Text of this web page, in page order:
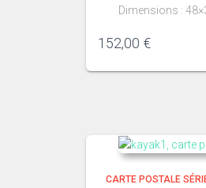
Dimensions :
152,00 €
CARTE POSTALE